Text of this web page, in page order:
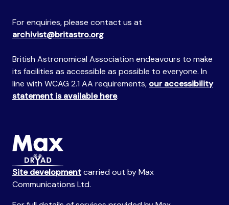
For enquiries, please contact us at
archivist@britastro.org
British Astronomical Association endeavours to make
its facilities as accessible as possible to everyone. In
line with WCAG 2.1 AA requirements, our accessibility
statement is available here.
Site developmentcarried out by Max
Communications Ltd.